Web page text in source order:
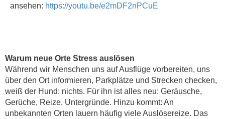
ansehen: https://youtu.be/e2mDF2nPCuE
Warum neue Orte Stress auslösen
Während wir Menschen uns auf Ausflüge vorbereiten, uns
über den Ort informieren, Parkplätze und Strecken checken,
weiß der Hund: nichts. Für ihn ist alles neu: Geräusche,
Gerüche, Reize, Untergründe. Hinzu kommt: An
unbekannten Orten lauern häufig viele Auslösereize. Das